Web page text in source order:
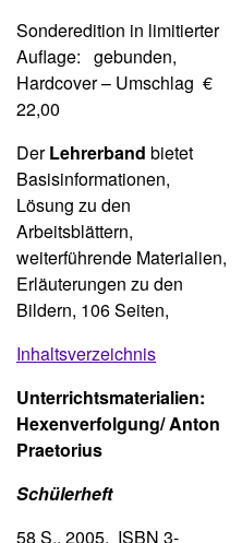
Sonderedition in limitierter
Auflage: gebunden,
Hardcover – Umschlag €
22,00
DerLehrerband bietet
Basisinformationen,
Lösung zu den
Arbeitsblättern,
weiterführende Materialien,
Erläuterungen zu den
Bildern, 106 Seiten,
Inhaltsverzeichnis
Unterrichtsmaterialien:
Hexenverfolgung/ Anton
Praetorius
Schülerheft
58 S., 2005, ISBN 3-